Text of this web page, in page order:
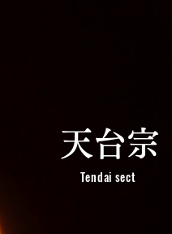
天台宗
Tendai sect